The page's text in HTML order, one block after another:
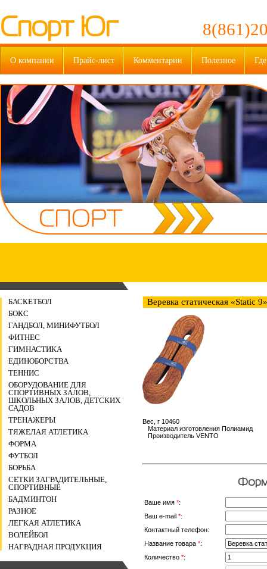
Спорт Юг
О компании Прайс-лист Комментарии Полезное
БАСКЕТБОЛ
БОКС
ГАНДБОЛ, МИНИФУТБОЛ
ФИТНЕС
ГИМНАСТИКА
ЕДИНОБОРСТВА
ТЕННИС
ОБОРУДОВАНИЕ ДЛЯ
СПОРТИВНЫХ ЗАЛОВ,
ШКОЛЬНЫХ ЗАЛОВ, ДЕТСКИХ
САДОВ
ТРЕНАЖЕРЫ
ТЯЖЕЛАЯ АТЛЕТИКА
ФОРМА
ФУТБОЛ
БОРЬБА
СЕТКИ ЗАГРАДИТЕЛЬНЫЕ,
СПОРТИВНЫЕ
БАДМИНТОН
РАЗНОЕ
ЛЕГКАЯ АТЛЕТИКА
ВОЛЕЙБОЛ
НАГРАДНАЯ ПРОДУКЦИЯ
Веревка статическая «Static
Вес, г 10460
Материал изготовления Полиамид
Производитель VENTO
Ваше имя *:
Ваш e-mail *:
Контактный телефон:
Название товара *:
Количество *: